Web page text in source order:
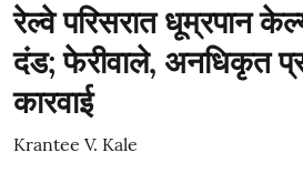
रेल्वे परिसरात धूम्रपान
दंड; फेरीवाले, अनधिकृत
कारवाई
Krantee V. Kale